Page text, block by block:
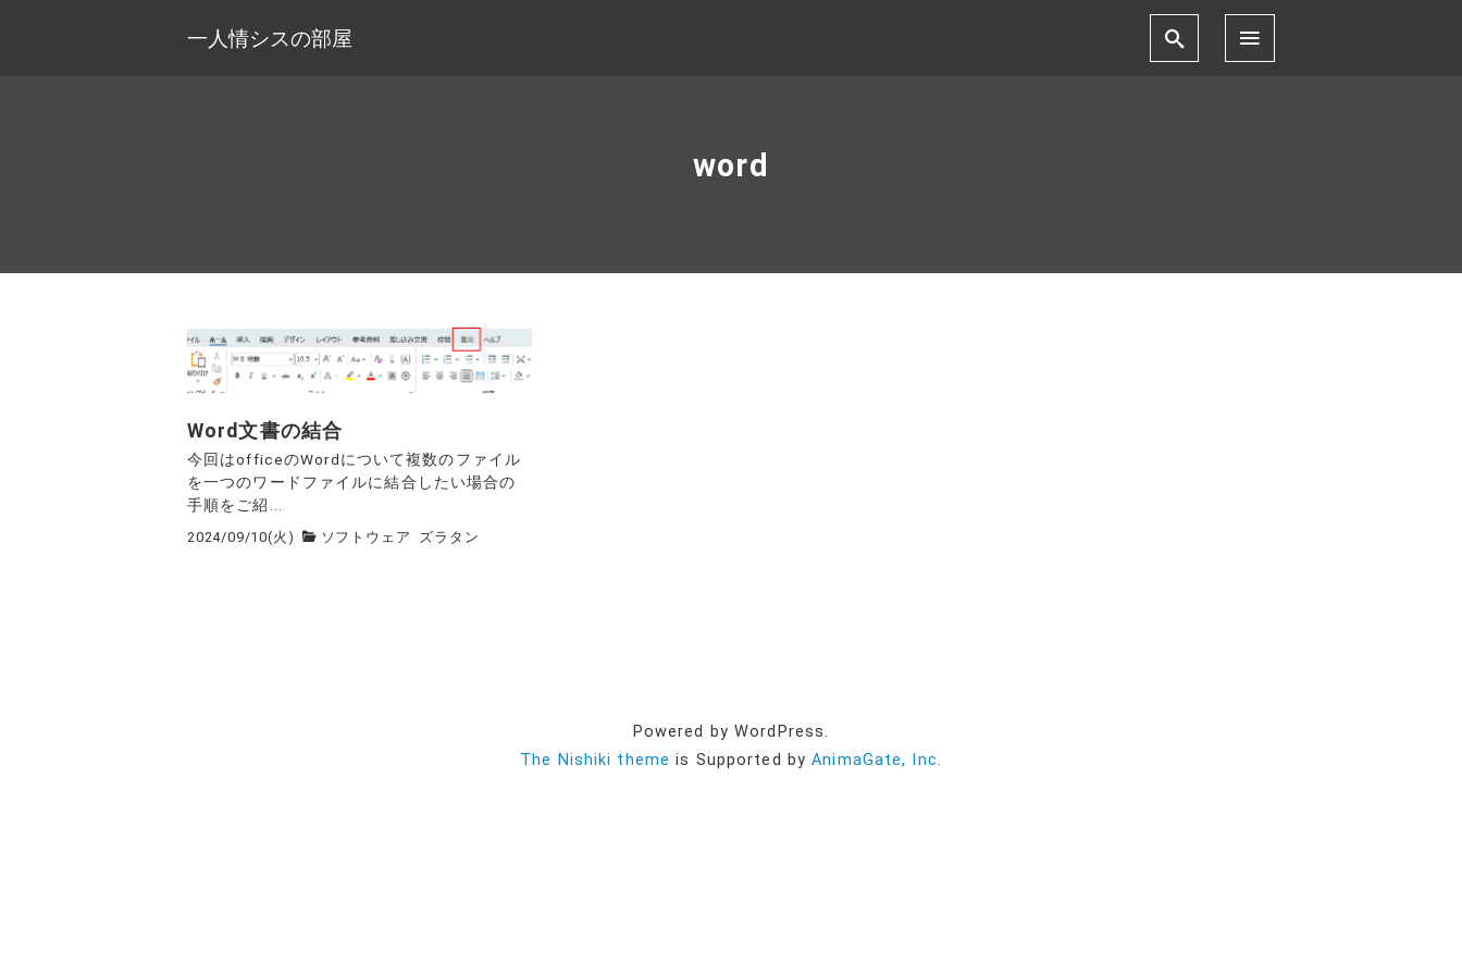
一人情シスの部屋
word
Word文書の結合
今回はofficeのWordについて複数のファイル
を一つのワードファイルに結合したい場合の
手順をご紹...
2024/09/10(火) ソフトウェア ズラタン
Powered by WordPress.
The Nishiki theme is Supported byAnimaGate, Inc.